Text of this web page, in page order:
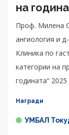
на
Проф. Милена
ангиология и
Клиника по
категории на
годината“
Награди
УМБАЛ